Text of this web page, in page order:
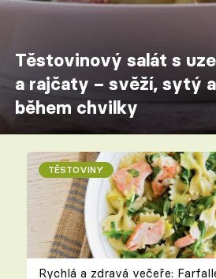
Těstovinový salát s
a rajčaty – svěží, sytý
během chvilky
TĚSTOVINY
Rychlá a zdravá večeře: